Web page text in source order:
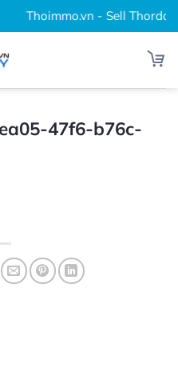
Thoimmo.vn - Sell
47f6-b76c-